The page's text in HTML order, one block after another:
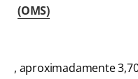
(OMS)
, aproximadamente